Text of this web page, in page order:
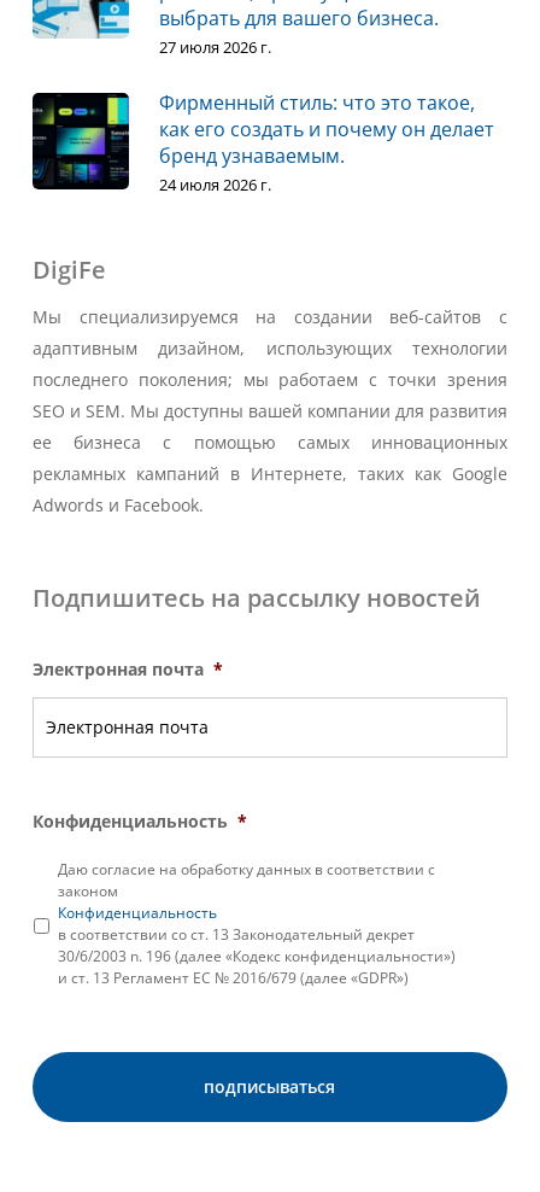
выбрать для вашего бизнеса.
27 июля 2026 г.
Фирменный стиль: что это такое,
как его создать и почему он делает
бренд узнаваемым.
24 июля 2026 г.
DigiFe
Мы специализируемся на создании веб-сайтов с
адаптивным дизайном, использующих технологии
последнего поколения; мы работаем с точки зрения
SEO и SEM. Мы доступны вашей компании для развития
ее бизнеса с помощью самых инновационных
рекламных кампаний в Интернете, таких как Google
Adwords и Facebook.
Подпишитесь на рассылку новостей
Электронная почта *
Конфиденциальность *
Даю согласие на обработку данных в соответствии с
законом
Конфиденциальность
в соответствии со ст. 13 Законодательный декрет
30/6/2003 n. 196 (далее «Кодекс конфиденциальности»)
и ст. 13 Регламент ЕС № 2016/679 (далее «GDPR»)